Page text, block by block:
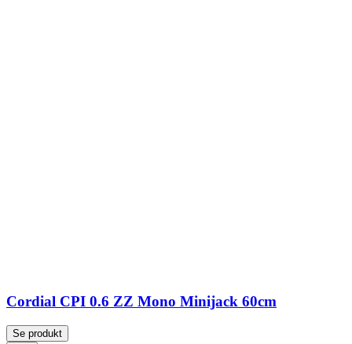
Cordial CPI 0.6 ZZ Mono Minijack 60cm
Se produkt